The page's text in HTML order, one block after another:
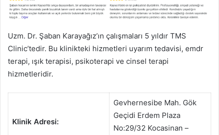
Uzm. Dr. Şaban Karayağız’ın çalışmaları 5 yıldır TMS
Clinic’tedir. Bu klinikteki hizmetleri uyarım tedavisi, emdr
terapi, ışık terapisi, psikoterapi ve cinsel terapi
hizmetleridir.
Klinik Adresi:
Gevhernesibe Mah. Gök
Geçidi Erdem Plaza
No:29/32 Kocasinan –